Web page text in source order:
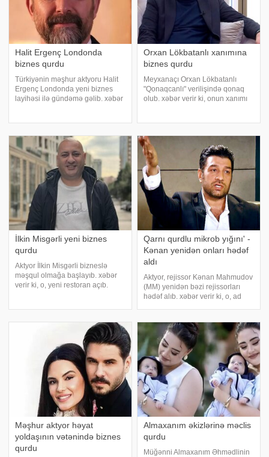
Halit Ergenç Londonda
biznes qurdu
Türkiyənin məşhur aktyoru Halit
Ergenç Londonda yeni biznes
layihəsi ilə gündəmə gəlib. xəbər
böyük maraq görən bu bizne
Orxan Lökbatanlı xanımına
biznes qurdu
Meyxanaçı Orxan Lökbatanlı
"Qonaqcanlı" verilişində qonaq
olub. xəbər verir ki, onun xanımı
qısqanclıqla bağlı sualı da
cavablandırıb:
İlkin Misgərli yeni biznes
qurdu
Aktyor İlkin Misgərli bizneslə
məşqul olmağa başlayıb. xəbər
verir ki, o, yeni restoran açıb.
Qarnı qurdlu mikrob yığını' -
Kənan yenidən onları hədəf
aldı
Aktyor, rejissor Kənan Mahmudov
(MM) yenidən bəzi rejissorları
hədəf alıb. xəbər verir ki, o, ad
həmkarıarına dəstək olmayacaq:.
"Dünən atam Mahmud kişi il
Məşhur aktyor həyat
yoldaşının vətənində biznes
qurdu
Almaxanım əkizlərinə məclis
qurdu
Müğənni Almaxanım Əhmədlinin